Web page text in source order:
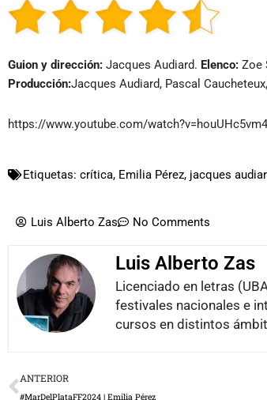
Guion y dirección: Jacques Audiard. Elenco: Zoe
Producción:Jacques Audiard, Pascal
https://www.youtube.com/
Etiquetas: crítica, Emilia Pérez, jacques
Luis Alberto Zas No Comments
Luis Alberto Zas
Licenciado en letras
festivales nacionales e
cursos en distintos
Prev
ANTERIOR
#MarDelPlataFF2024 | Emilia Pérez